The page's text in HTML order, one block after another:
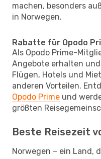
machen, besonders
in Norwegen.
Rabatte für Opodo
Als Opodo Prime-
Angebote erhalten
Flügen, Hotels und
anderen Vorteilen.
Opodo Prime und
größten
Beste Reisezeit
Norwegen – ein Land,